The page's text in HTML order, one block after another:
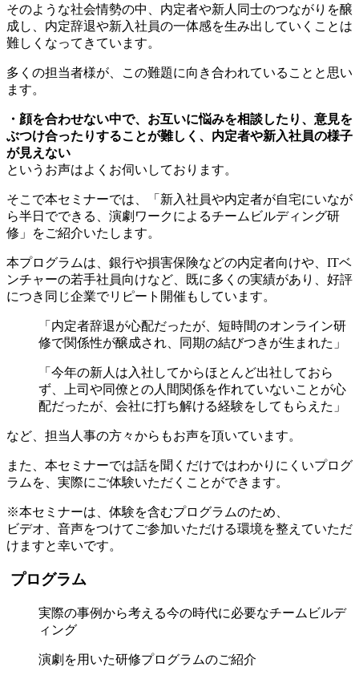
そのような社会情勢の中、内定者や新人同士のつながりを醸
成し、内定辞退や新入社員の一体感を生み出していくことは
難しくなってきています。
多くの担当者様が、この難題に向き合われていることと思い
ます。
・顔を合わせない中で、お互いに悩みを相談したり、意見を
ぶつけ合ったりすることが難しく、内定者や新入社員の様子
が見えない
というお声はよくお伺いしております。
そこで本セミナーでは、「新入社員や内定者が自宅にいなが
ら半日でできる、演劇ワークによるチームビルディング研
修」をご紹介いたします。
本プログラムは、銀行や損害保険などの内定者向けや、ITベ
ンチャーの若手社員向けなど、既に多くの実績があり、好評
につき同じ企業でリピート開催もしています。
「内定者辞退が心配だったが、短時間のオンライン研
修で関係性が醸成され、同期の結びつきが生まれた」
「今年の新人は入社してからほとんど出社しておら
ず、上司や同僚との人間関係を作れていないことが心
配だったが、会社に打ち解ける経験をしてもらえた」
など、担当人事の方々からもお声を頂いています。
また、本セミナーでは話を聞くだけではわかりにくいプログ
ラムを、実際にご体験いただくことができます。
※本セミナーは、体験を含むプログラムのため、
ビデオ、音声をつけてご参加いただける環境を整えていただ
けますと幸いです。
プログラム
実際の事例から考える今の時代に必要なチームビルデ
ィング
演劇を用いた研修プログラムのご紹介